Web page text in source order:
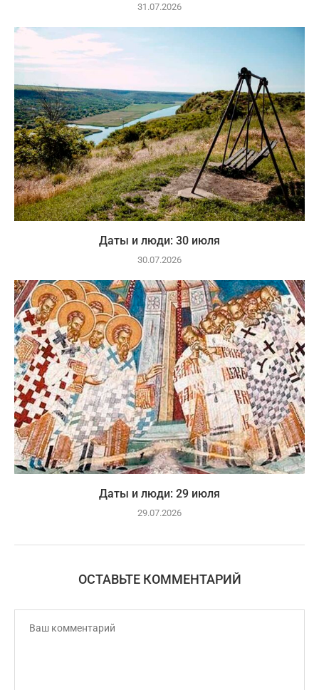
31.07.2026
Даты и люди: 30 июля
30.07.2026
Даты и люди: 29 июля
29.07.2026
ОСТАВЬТЕ КОММЕНТАРИЙ